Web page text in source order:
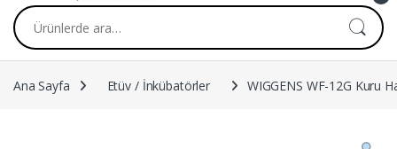
Ara:
Ana Sayfa Etüv / İnkübatörler WIGGENS WF-12G Kuru